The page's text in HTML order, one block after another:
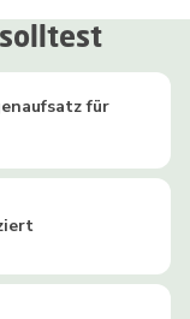
für